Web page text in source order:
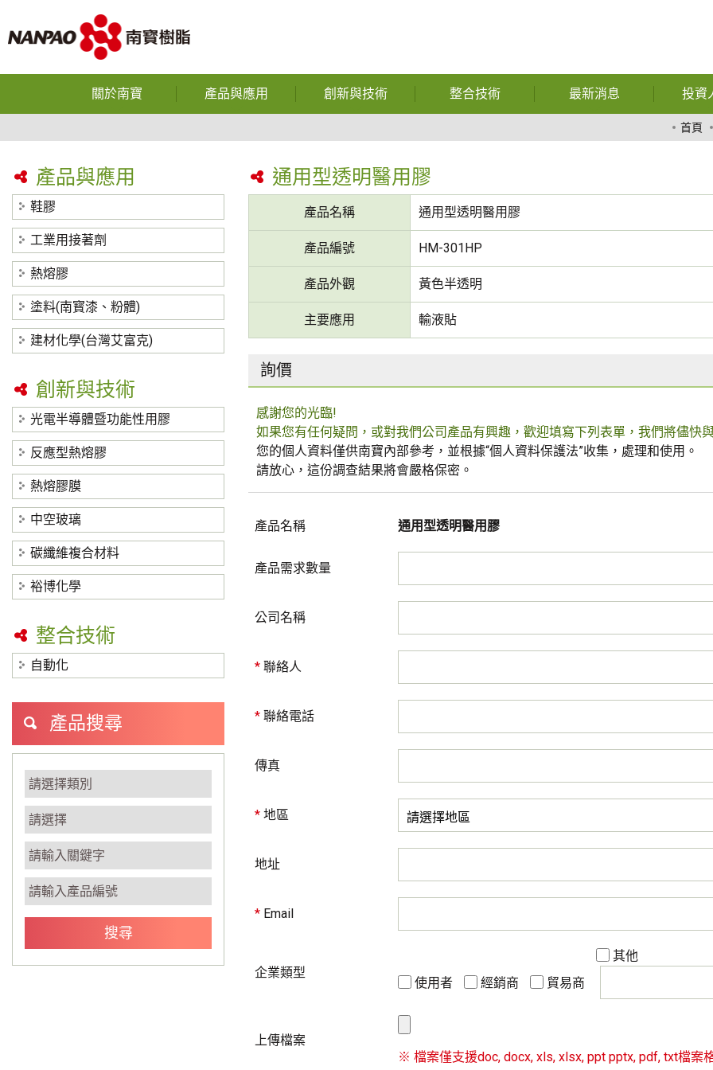
關於南寶
獲獎榮譽
營運據點
隱私權政策
產品與應用
熱熔膠
塗料(南寳漆、粉體)
創新與技術
反應型熱熔膠
熱熔膠膜
中空玻璃
碳纖維複合材料
裕博化學
整合技術 最新消息
財務資訊
展覽訊息
問與答
投資
財
股
公
重
首頁
通用型透明醫用膠
產品名稱 通用型透明醫用膠
產品編號 HM-301HP
產品外觀 黃色半透明
主要應用 輸液貼
詢價
感謝您的光臨!
如果您有任何疑問，或對我們公司產品有興趣，歡迎填寫下列表單，我們將儘快
您的個人資料僅供南寶內部參考，並根據“個人資料保護法”收集，處理和使用。
請放心，這份調查結果將會嚴格保密。
產品名稱 通用型透明醫用膠
產品需求數量
公司名稱
* 聯絡人
* 聯絡電話
傳真
* 地區
地址
* Email
企業類型
使用者 經銷商 貿易商
其他
上傳檔案
※ 檔案僅支援doc, docx, xls, xlsx, ppt pptx, pdf, txt檔案
產品與應用
鞋膠
工業用接著劑
熱熔膠
塗料(南寳漆、粉體)
建材化學(台灣艾富克)
創新與技術
光電半導體暨功能性用膠
反應型熱熔膠
熱熔膠膜
中空玻璃
碳纖維複合材料
裕博化學
整合技術
自動化
產品搜尋